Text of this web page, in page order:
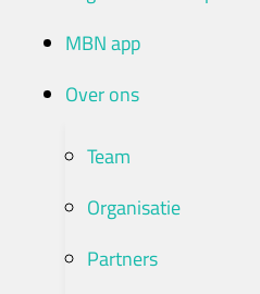
MBN app
Over ons
Team
Organisatie
Partners